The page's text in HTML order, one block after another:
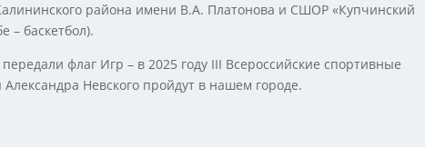
района имени В.А. Платонова и СШОР «Купчинский
– баскетбол).
флаг Игр – в 2025 году III Всероссийские спортивные
Александра Невского пройдут в нашем городе.